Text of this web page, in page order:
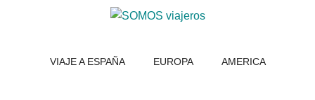
viajeros
VIAJE A ESPAÑA EUROPA AMERICA